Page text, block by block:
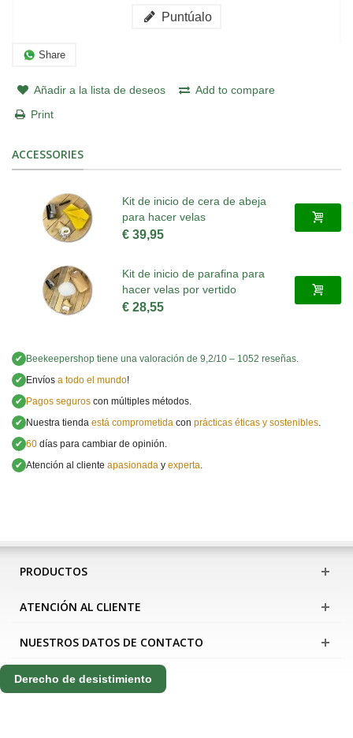
Puntúalo
Share
Añadir a la lista de deseos
Add to compare
Print
ACCESSORIES
Kit de inicio de cera de abeja
para hacer velas
€ 39,95
Kit de inicio de parafina para
hacer velas por vertido
€ 28,55
✔ Beekeepershop tiene una valoración de 9,2/10 – 1052 reseñas.
✔ Envíos a todo el mundo!
✔ Pagos seguros con múltiples métodos.
✔ Nuestra tienda está comprometida con prácticas éticas y sostenibles.
✔ 60 días para cambiar de opinión.
✔ Atención al cliente apasionada y experta.
PRODUCTOS
ATENCIÓN AL CLIENTE
NUESTROS DATOS DE CONTACTO
Derecho de desistimiento